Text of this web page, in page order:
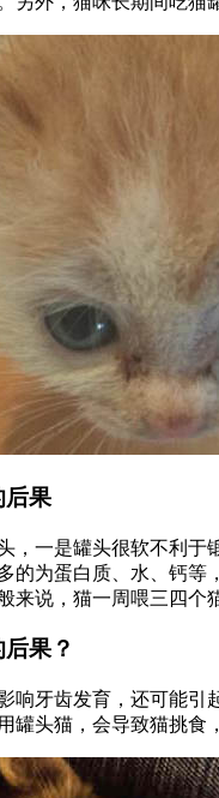
后果
，一是罐头很软不利
的为蛋白质、水、钙
来说，猫一周喂三四个
果？
响牙齿发育，还可能
罐头猫，会导致猫挑食